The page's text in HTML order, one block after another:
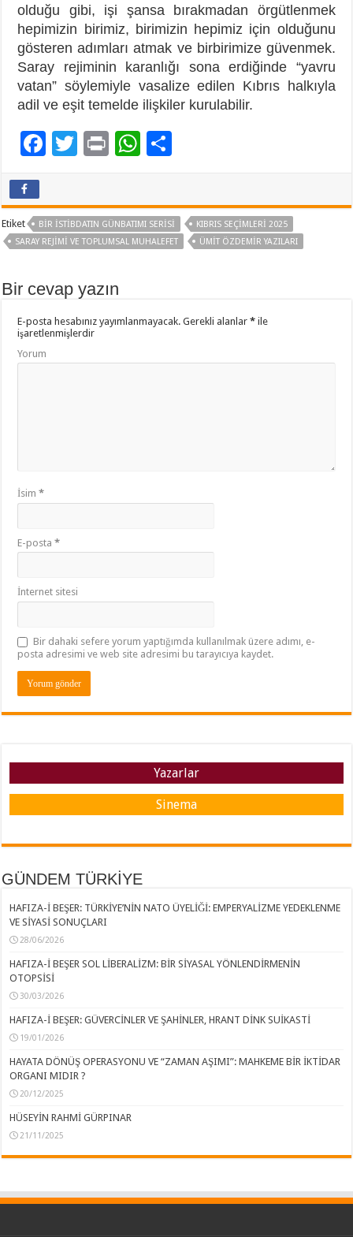
olduğu gibi, işi şansa bırakmadan örgütlenmek
hepimizin birimiz, birimizin hepimiz için olduğunu
gösteren adımları atmak ve birbirimize güvenmek.
Saray rejiminin karanlığı sona erdiğinde “yavru
vatan” söylemiyle vasalize edilen Kıbrıs halkıyla
adil ve eşit temelde ilişkiler kurulabilir.
F
b
o
k
T
er
Pr W
sA
p
aş
Etiket BIR İSTIBDATIN GÜNBATIMI SERISI
KIBRIS SEÇIMLERI 2025
SARAY REJIMI VE TOPLUMSAL MUHALEFET
ÜMIT ÖZDEMIR YAZILARI
Bir cevap yazın
E-posta hesabınız yayımlanmayacak. Gerekli alanlar* ile
işaretlenmişlerdir
Yorum
İsim*
E-posta*
İnternet sitesi
Bir dahaki sefere yorum yaptığımda kullanılmak üzere adımı, e-
posta adresimi ve web site adresimi bu tarayıcıya kaydet.
Yazarlar
Sinema
GÜNDEM TÜRKİYE
HAFIZA-İ BEŞER: TÜRKİYE’NİN NATO ÜYELİĞİ: EMPERYALİZME YEDEKLENME
VE SİYASİ SONUÇLARI
28/06/2026
HAFIZA-İ BEŞER SOL LİBERALİZM: BİR SİYASAL YÖNLENDİRMENİN
OTOPSİSİ
30/03/2026
HAFIZA-İ BEŞER: GÜVERCİNLER VE ŞAHİNLER, HRANT DİNK SUİKASTİ
19/01/2026
HAYATA DÖNÜŞ OPERASYONU VE “ZAMAN AŞIMI”: MAHKEME BİR İKTİDAR
ORGANI MIDIR ?
20/12/2025
HÜSEYİN RAHMİ GÜRPINAR
21/11/2025